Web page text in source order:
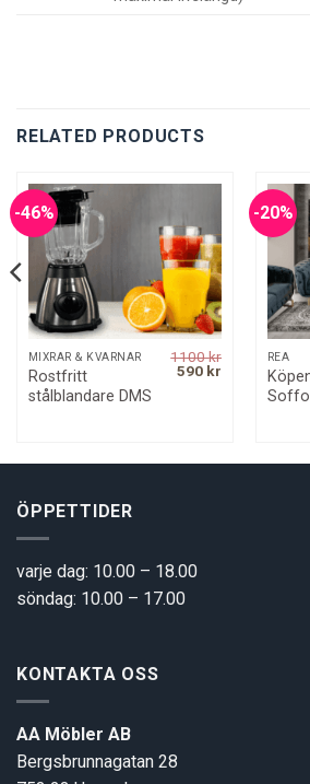
RELATED PRODUCTS
-46%
MIXRAR & KVARNAR
Rostfritt
stålblandare DMS
1100kr
Original
590 kr Current
-20%
REA
ÖPPETTIDER
varje dag: 10.00 – 18.00
söndag: 10.00 – 17.00
KONTAKTA OSS
AA Möbler AB
Bergsbrunnagatan 28